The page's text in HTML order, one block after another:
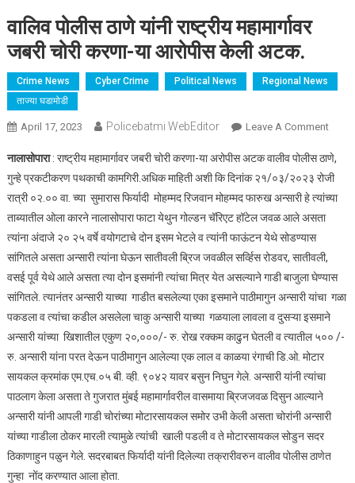
वालिव पोलीस ठाणे यांनी राष्ट्रीय महामार्गावर
जबरी चोरी करणा-या आरोपीस केली अटक.
Crime News Cyber Crime Political News
Regional News
ताज्या घडामोडी
April 17, 2023 Policebatmi WebEditor Leave A CommentOn
ठाणे
केली
नालासोपारा: राष्ट्रीय महामार्गावर जबरी चोरी करणा-या अरोपीस अटक वालीव पोलीस ठाणे,
गुन्हे प्रकटीकरण पथकाची कामगिरी.अधिक माहिती अशी कि दिनांक २१/०३/२०२३ रोजी
रात्री ०२.०० वा. च्या सुमारास फिर्यादी मोहम्मद रिजवान मोहम्मद फारुख अन्सारी हे त्यांच्या
ताब्यातील ओला कारने नालासोपारा फाटा येथुन गोल्डन चॅरिएट हॉटेल जवळ आले असता
त्यांना अंदाजे २० २५ वर्षे वयोगटाचे दोन इसम भेटले व त्यांनी फाऊंटन येथे सोडण्यास
सांगितले असता अन्सारी त्यांना घेऊन सातीवली ब्रिज जवळील सर्व्हिस रोडवर, सातीवली,
वसई पूर्व येथे आले असता त्या दोन इसमांनी त्यांचा मित्र येत असल्याने गाडी बाजुला घेण्यास
सांगितले. त्यानंतर अन्सारी याच्या गाडीत बसलेल्या एका इसमाने पाठीमागुन अन्सारी यांचा गळा
पकडला व त्यांचा कडील असलेला चाकु अन्सारी याच्या गळयाला लावला व दुसऱ्या इसमाने
अन्सारी यांच्या खिशातील एकुण २०,०००/- रु. रोख रक्कम काढुन घेतली व त्यातील ५०० /-
रु. अन्सारी यांना परत देऊन पाठीमागुन आलेल्या एक लाल व काळया रंगाची डि.ओ. मोटार
सायकल क्रमांक एम.एच.०५ बी. व्ही. ९०४२ यावर बसुन निघुन गेले. अन्सारी यांनी त्यांचा
पाठलाग केला असता ते गुजरात मुंबई महामार्गावरील वासमाया ब्रिजजवळ दिसुन आल्याने
अन्सारी यांनी आपली गाडी चोरांच्या मोटारसायकल समोर उभी केली असता चोरांनी अन्सारी
यांच्या गाडीला ठोकर मारली त्यामुळे त्यांची खाली पडली व ते मोटारसायकल सोडुन सदर
ठिकाणाहुन पळुन गेले. सदरबाबत फिर्यादी यांनी दिलेल्या तक्रारीवरुन वालीव पोलीस ठाणेत
गुन्हा नोंद करण्यात आला होता.